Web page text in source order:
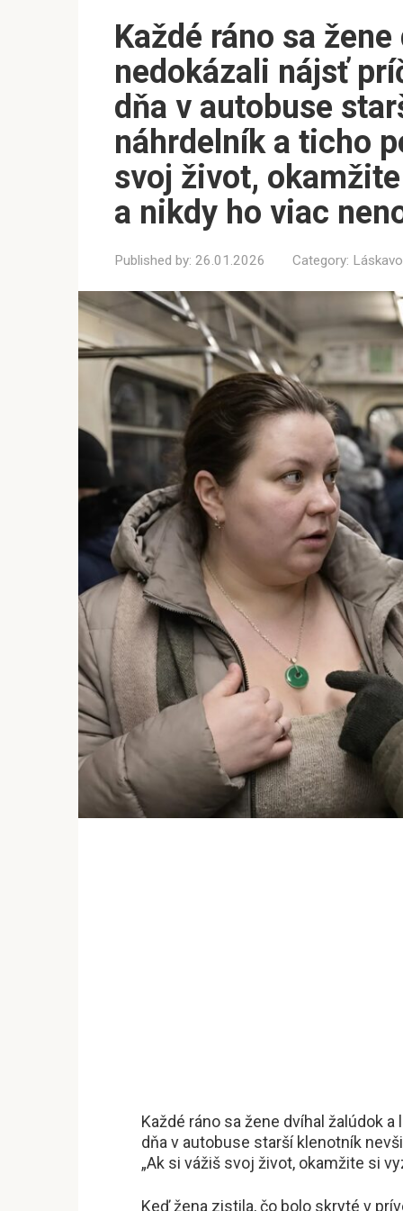
Každé ráno sa
nedokázali nájsť
dňa v autobuse
náhrdelník a ticho
svoj život,
a nikdy ho viac
Published by: 26.01.2026 Category:
Každé ráno sa žene dvíhal žalúdok
dňa v autobuse starší klenotník
„Ak si vážiš svoj život, okamžite si
Keď žena zistila, čo bolo skryté v